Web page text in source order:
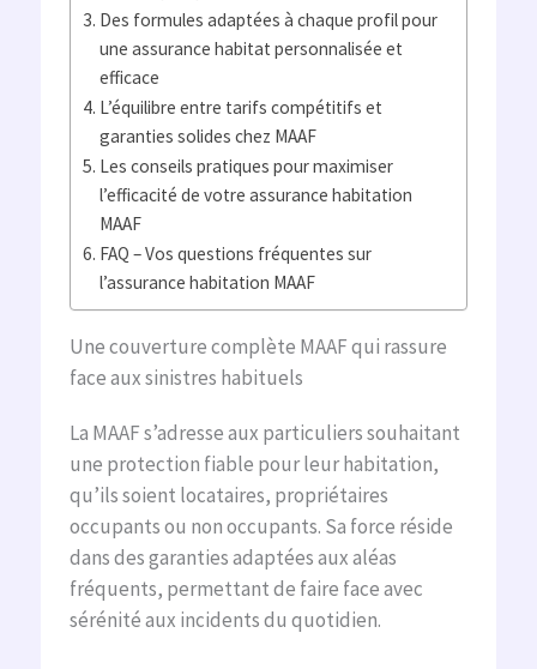
Des formules adaptées à chaque profil pour
une assurance habitat personnalisée et
efficace
L’équilibre entre tarifs compétitifs et
garanties solides chez MAAF
Les conseils pratiques pour maximiser
l’efficacité de votre assurance habitation
MAAF
FAQ – Vos questions fréquentes sur
l’assurance habitation MAAF
Une couverture complète MAAF qui rassure
face aux sinistres habituels
La MAAF s’adresse aux particuliers souhaitant
une protection fiable pour leur habitation,
qu’ils soient locataires, propriétaires
occupants ou non occupants. Sa force réside
dans des garanties adaptées aux aléas
fréquents, permettant de faire face avec
sérénité aux incidents du quotidien.